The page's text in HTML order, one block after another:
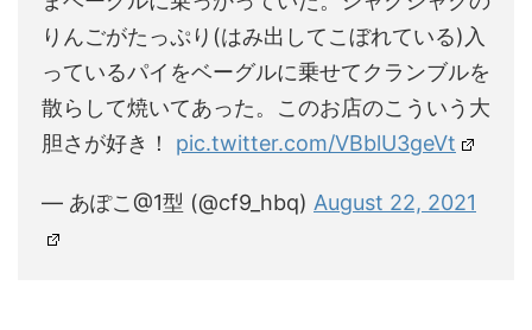
りんごがたっぷり(はみ出してこぼれている)入
っているパイをベーグルに乗せてクランブルを
散らして焼いてあった。このお店のこういう大
胆さが好き！ pic.twitter.com/VBblU3geVt
— あぽこ@1型 (@cf9_hbq) August 22, 2021